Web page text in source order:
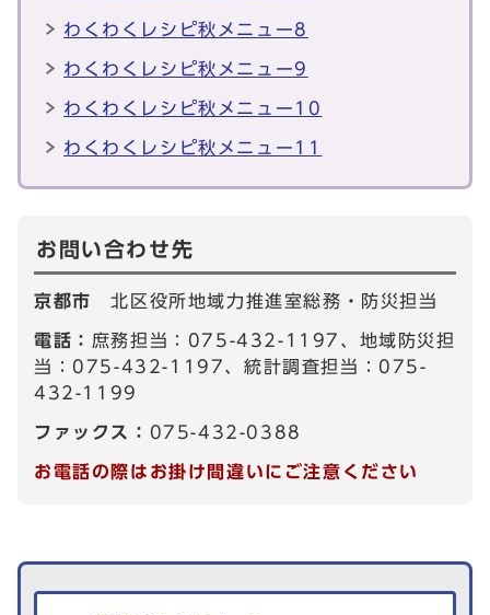
わくわくレシピ秋メニュー8
わくわくレシピ秋メニュー9
わくわくレシピ秋メニュー10
わくわくレシピ秋メニュー11
お問い合わせ先
京都市北区役所地域力推進室総務・防災担当
電話： 庶務担当：075-432-1197、地域防災担
当：075-432-1197、統計調査担当：075-
432-1199
ファックス： 075-432-0388
お電話の際はお掛け間違いにご注意ください
生活情報を探す